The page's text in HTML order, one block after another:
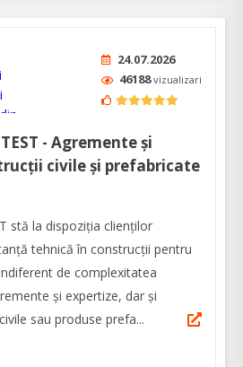
24.07.2026
46188vizualizari
- Agremente și
civile și prefabricate
stă la dispoziția clienților
tehnică în construcții pentru
de complexitatea
și expertize, dar şi
sau produse prefa...